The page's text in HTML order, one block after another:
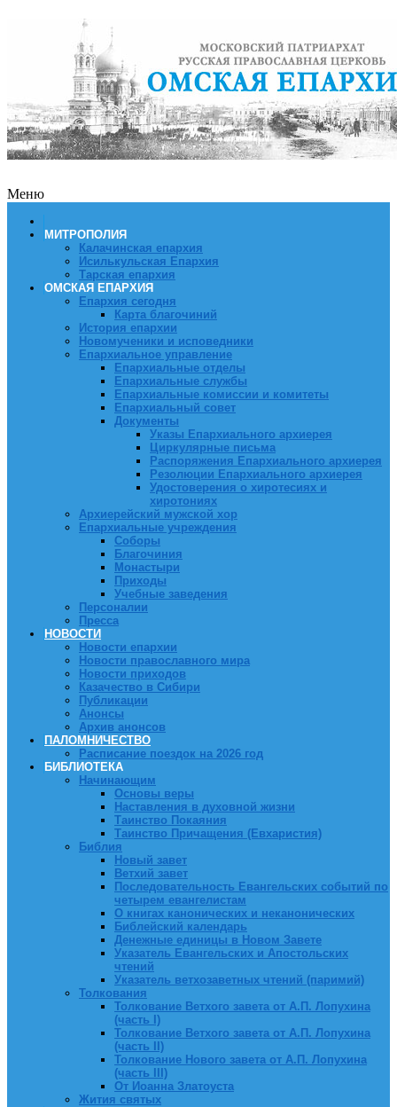
Меню
МИТРОПОЛИЯ
Калачинская епархия
Исилькульская Епархия
Тарская епархия
ОМСКАЯ ЕПАРХИЯ
Епархия сегодня
Карта благочиний
История епархии
Новомученики и исповедники
Епархиальное управление
Епархиальные отделы
Епархиальные службы
Епархиальные комиссии и комитеты
Епархиальный совет
Документы
Указы Епархиального архиерея
Циркулярные письма
Распоряжения Епархиального архиерея
Резолюции Епархиального архиерея
Удостоверения о хиротесиях и
хиротониях
Архиерейский мужской хор
Епархиальные учреждения
Соборы
Благочиния
Монастыри
Приходы
Учебные заведения
Персоналии
Пресса
НОВОСТИ
Новости епархии
Новости православного мира
Новости приходов
Казачество в Сибири
Публикации
Анонсы
Архив анонсов
ПАЛОМНИЧЕСТВО
Расписание поездок на 2026 год
БИБЛИОТЕКА
Начинающим
Основы веры
Наставления в духовной жизни
Таинство Покаяния
Таинство Причащения (Евхаристия)
Библия
Новый завет
Ветхий завет
Последовательность Евангельских событий по
четырем евангелистам
О книгах канонических и неканонических
Библейский календарь
Денежные единицы в Новом Завете
Указатель Евангельских и Апостольских
чтений
Указатель ветхозаветных чтений (паримий)
Толкования
Толкование Ветхого завета от А.П. Лопухина
(часть I)
Толкование Ветхого завета от А.П. Лопухина
(часть II)
Толкование Нового завета от А.П. Лопухина
(часть III)
От Иоанна Златоуста
Жития святых